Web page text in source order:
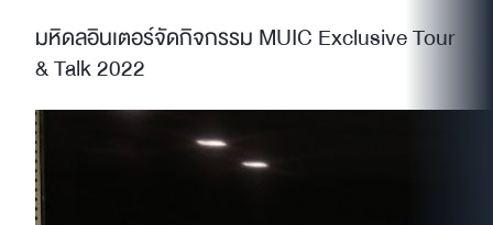
มหิดลอินเตอร์จัดกิจกรรม MUIC Exclusive Tour
& Talk 2022